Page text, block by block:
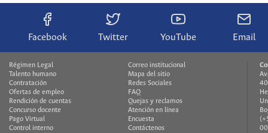
Facebook Twitter YouTube Email
Régimen Legal
Talento humano
Contratación
Ofertas de empleo
Rendición de cuentas
Concurso docente
Pago Virtual
Control interno
Correo institucional
Mapa del sitio
Redes Sociales
FAQ
Quejas y reclamos
Atención en línea
Encuesta
Contáctenos